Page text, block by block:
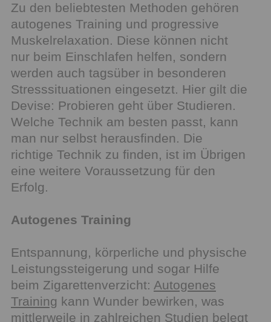
Zu den beliebtesten Methoden gehören
autogenes Training und progressive
Muskelrelaxation. Diese können nicht
nur beim Einschlafen helfen, sondern
werden auch tagsüber in besonderen
Stresssituationen eingesetzt. Hier gilt die
Devise: Probieren geht über Studieren.
Welche Technik am besten passt, kann
man nur selbst herausfinden. Die
richtige Technik zu finden, ist im Übrigen
eine weitere Voraussetzung für den
Erfolg.
Autogenes Training
Entspannung, körperliche und physische
Leistungssteigerung und sogar Hilfe
beim Zigarettenverzicht: Autogenes
Training kann Wunder bewirken, was
mittlerweile in zahlreichen Studien belegt